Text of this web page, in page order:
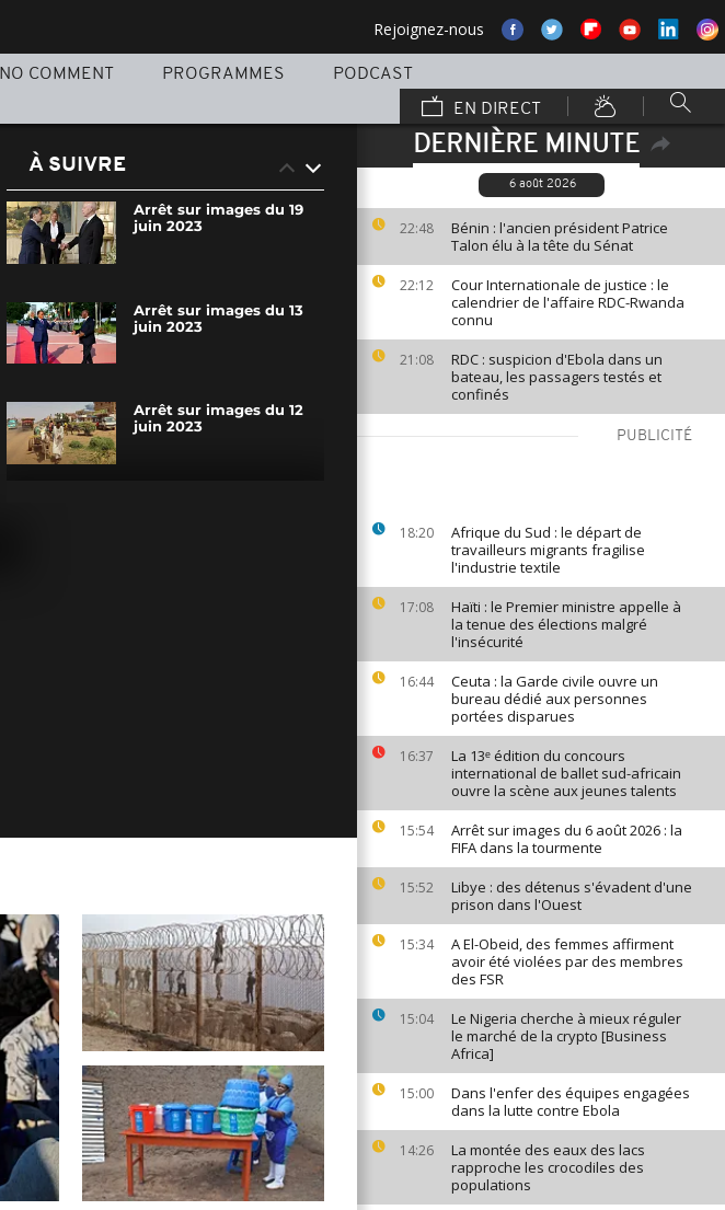
Rejoignez-nous
NO COMMENT PROGRAMMES
PODCAST
EN DIRECT
DERNIÈRE MINUTE
6 août 2026
22:48
Bénin : l'ancien président Patrice
Talon élu à la tête du Sénat
22:12
Cour Internationale de justice : le
calendrier de l'affaire RDC-Rwanda
connu
21:08
RDC : suspicion d'Ebola dans un
bateau, les passagers testés et
confinés
PUBLICITÉ
18:20
Afrique du Sud : le départ de
travailleurs migrants fragilise
l'industrie textile
17:08
Haïti : le Premier ministre appelle à
la tenue des élections malgré
l'insécurité
16:44
Ceuta : la Garde civile ouvre un
bureau dédié aux personnes
portées disparues
16:37
La 13ᵉ édition du concours
international de ballet sud-africain
ouvre la scène aux jeunes talents
15:54
Arrêt sur images du 6 août 2026 : la
FIFA dans la tourmente
15:52
Libye : des détenus s'évadent d'une
prison dans l'Ouest
15:34
A El-Obeid, des femmes affirment
avoir été violées par des membres
des FSR
15:04
Le Nigeria cherche à mieux réguler
le marché de la crypto [Business
Africa]
15:00
Dans l'enfer des équipes engagées
dans la lutte contre Ebola
14:26
La montée des eaux des lacs
rapproche les crocodiles des
populations
À SUIVRE
Arrêt sur images du 19
juin 2023
Arrêt sur images du 13
juin 2023
Arrêt sur images du 12
juin 2023